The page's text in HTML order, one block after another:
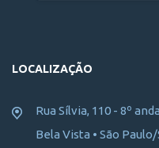
LOCALIZAÇÃO
Rua Sílvia, 110 - 8º
Bela Vista • São Paulo/